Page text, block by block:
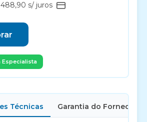
s/ juros
Especialista
Técnicas Garantia do Fornecedor